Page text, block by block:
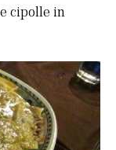
cipolle in